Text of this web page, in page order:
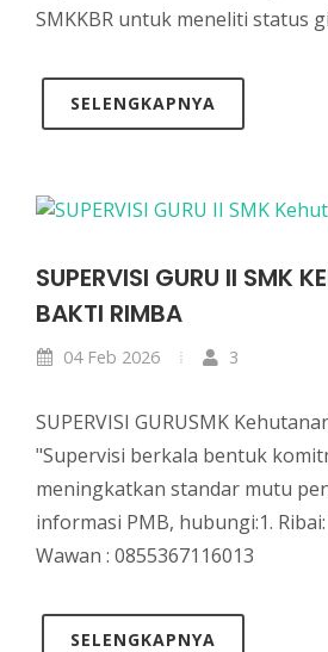
SMKKBR untuk meneliti status
SELENGKAPNYA
SUPERVISI GURU II SMK
BAKTI RIMBA
04 Feb 2026 3
SUPERVISI GURUSMK
"Supervisi berkala bentuk
meningkatkan standar mutu
informasi PMB, hubungi:1.
Wawan : 0855367116013
SELENGKAPNYA